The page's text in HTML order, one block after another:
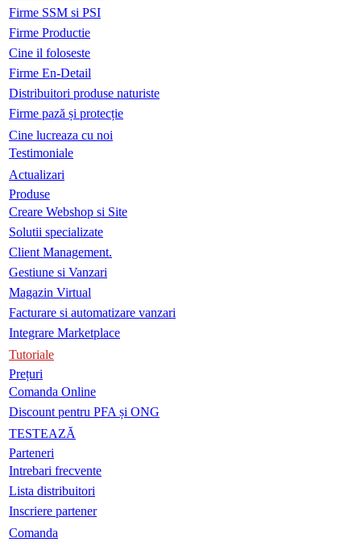
Firme SSM si PSI
Firme Productie
Cine il foloseste
Firme En-Detail
Distribuitori produse naturiste
Firme pază și protecție
Cine lucreaza cu noi
Testimoniale
Actualizari
Produse
Creare Webshop si Site
Solutii specializate
Client Management.
Gestiune si Vanzari
Magazin Virtual
Facturare si automatizare vanzari
Integrare Marketplace
Tutoriale
Prețuri
Comanda Online
Discount pentru PFA și ONG
TESTEAZĂ
Parteneri
Intrebari frecvente
Lista distribuitori
Inscriere partener
Comanda